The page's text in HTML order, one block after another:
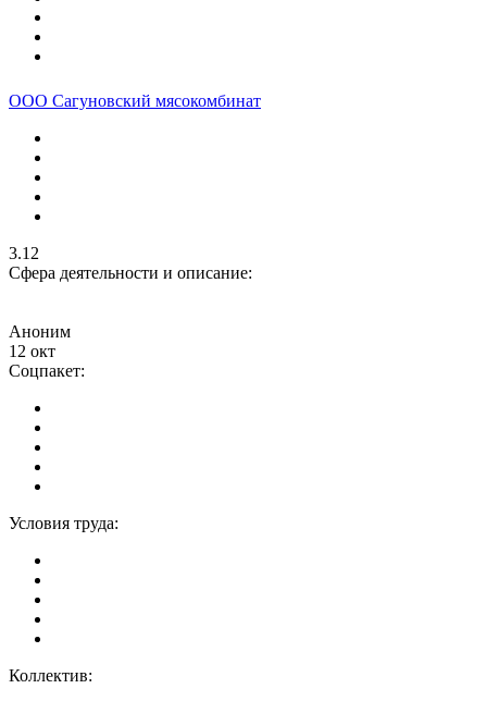
ООО Сагуновский мясокомбинат
3.12
Сфера деятельности и описание:
Аноним
12 окт
Соцпакет:
Условия труда:
Коллектив: